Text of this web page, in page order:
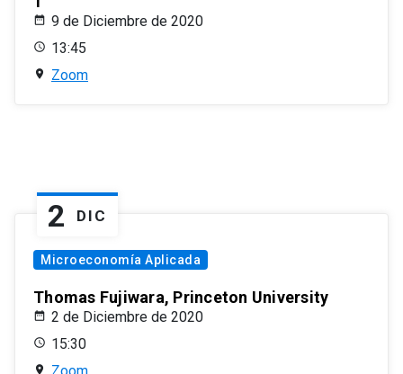
9 de Diciembre de 2020
13:45
Zoom
2 DIC
Microeconomía Aplicada
Thomas Fujiwara, Princeton University
2 de Diciembre de 2020
15:30